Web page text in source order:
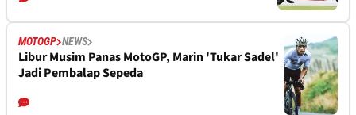
MOTOGP NEWS
Libur Musim Panas MotoGP, Marin 'Tukar Sadel'
Jadi Pembalap Sepeda